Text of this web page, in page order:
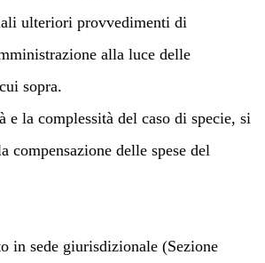
ulteriori provvedimenti di
alla luce delle
sopra.
e la complessità del caso di specie, si
compensazione delle spese del
in sede giurisdizionale (Sezione